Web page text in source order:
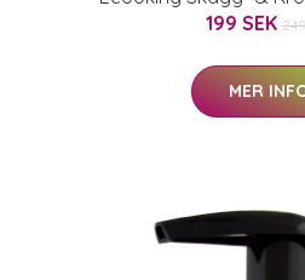
199 SEK
MER